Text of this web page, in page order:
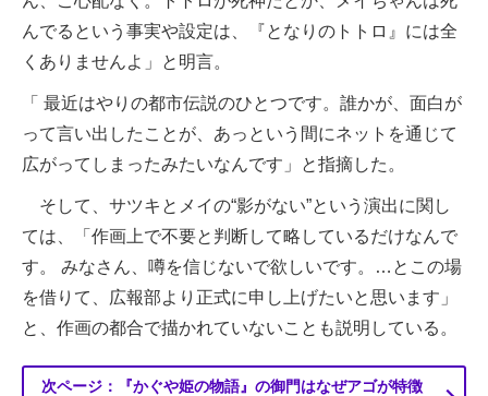
んでるという事実や設定は、『となりのトトロ』には全
くありませんよ」と明言。
「 最近はやりの都市伝説のひとつです。誰かが、面白が
って言い出したことが、あっという間にネットを通じて
広がってしまったみたいなんです」と指摘した。
そして、サツキとメイの“影がない”という演出に関し
ては、「作画上で不要と判断して略しているだけなんで
す。
みなさん、噂を信じないで欲しいです。…とこの場
を借りて、広報部より正式に申し上げたいと思います」
と、作画の都合で描かれていないことも説明している。
次ページ：『かぐや姫の物語』の御門はなぜアゴが特徴